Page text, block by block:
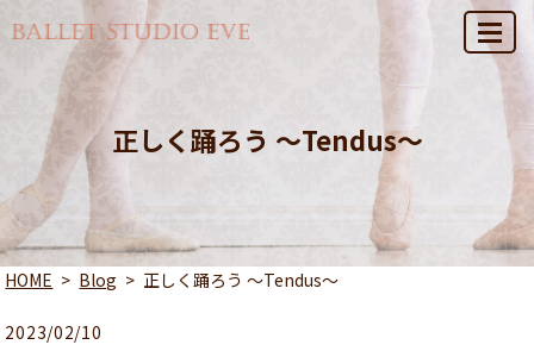
MENU
正しく踊ろう 〜Tendus〜
HOME Blog 正しく踊ろう 〜Tendus〜
2023/02/10